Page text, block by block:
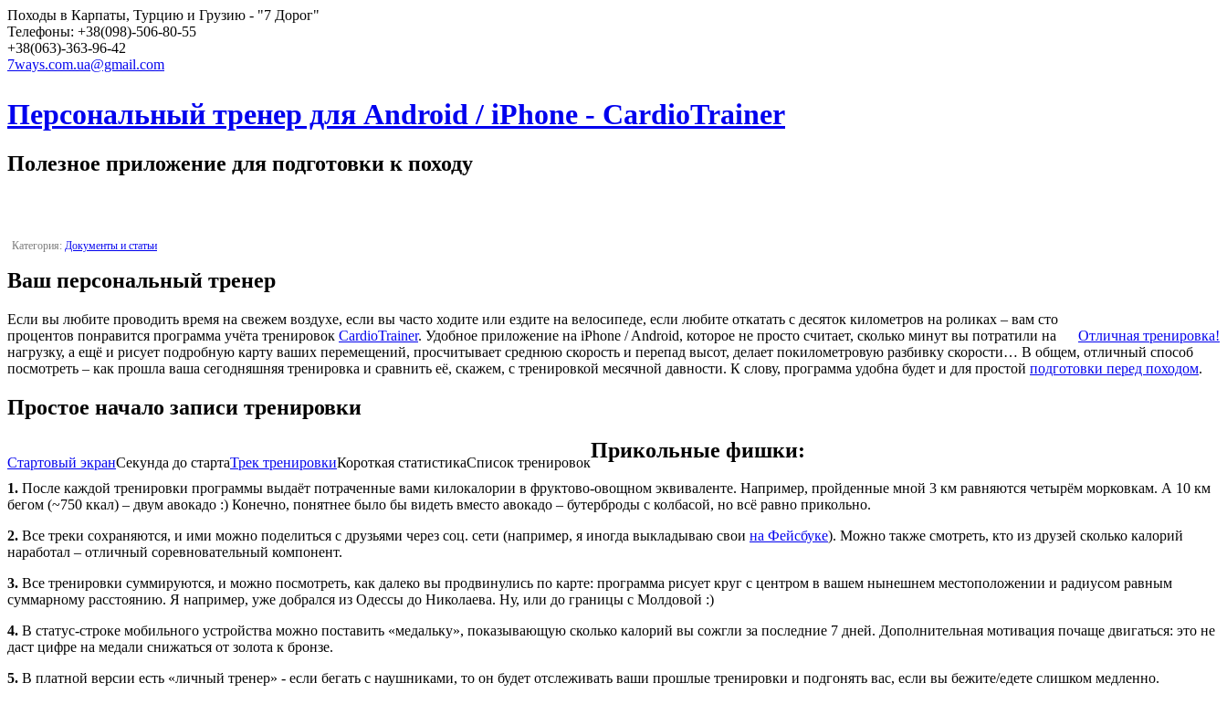
Походы в Карпаты, Турцию и Грузию - "7 Дорог"
Телефоны: +38(098)-506-80-55
+38(063)-363-96-42
7ways.com.ua@gmail.com
Персональный тренер для Android / iPhone - CardioTrainer
Полезное приложение для подготовки к походу
Категория: Документы и статьи
Ваш персональный тренер
Отличная тренировка!
Если вы любите проводить время на свежем воздухе, если вы часто ходите или ездите на велосипеде, если любите откатать с десяток километров на роликах – вам сто
процентов понравится программа учёта тренировок CardioTrainer. Удобное приложение на iPhone / Android, которое не просто считает, сколько минут вы потратили на
нагрузку, а ещё и рисует подробную карту ваших перемещений, просчитывает среднюю скорость и перепад высот, делает покилометровую разбивку скорости… В общем, отличный способ
посмотреть – как прошла ваша сегодняшняя тренировка и сравнить её, скажем, с тренировкой месячной давности. К слову, программа удобна будет и для простой подготовки перед походом.
Простое начало записи тренировки
Стартовый экранСекунда до стартаТрек тренировкиКороткая статистикаСписок тренировок
Прикольные фишки:
1. После каждой тренировки программы выдаёт потраченные вами килокалории в фруктово-овощном эквиваленте. Например, пройденные мной 3 км равняются четырём морковкам. А 10 км
бегом (~750 ккал) – двум авокадо :) Конечно, понятнее было бы видеть вместо авокадо – бутерброды с колбасой, но всё равно прикольно.
2. Все треки сохраняются, и ими можно поделиться с друзьями через соц. сети (например, я иногда выкладываю свои на Фейсбуке). Можно также смотреть, кто из друзей сколько калорий
наработал – отличный соревновательный компонент.
3. Все тренировки суммируются, и можно посмотреть, как далеко вы продвинулись по карте: программа рисует круг с центром в вашем нынешнем местоположении и радиусом равным
суммарному расстоянию. Я например, уже добрался из Одессы до Николаева. Ну, или до границы с Молдовой :)
4. В статус-строке мобильного устройства можно поставить «медальку», показывающую сколько калорий вы сожгли за последние 7 дней. Дополнительная мотивация почаще двигаться: это не
даст цифре на медали снижаться от золота к бронзе.
5. В платной версии есть «личный тренер» - если бегать с наушниками, то он будет отслеживать ваши прошлые тренировки и подгонять вас, если вы бежите/едете слишком медленно.